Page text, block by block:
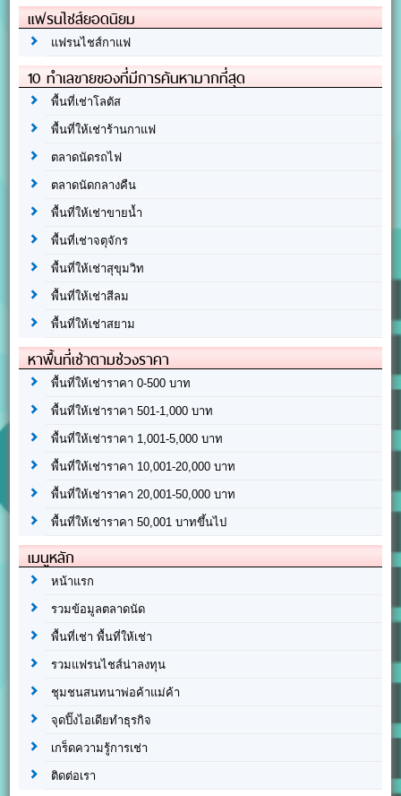
แฟรนไชส์ยอดนิยม
แฟรนไชส์กาแฟ
10 ทำเลขายของที่มีการค้นหามากที่สุด
พื้นที่เช่าโลตัส
พื้นที่ให้เช่าร้านกาแฟ
ตลาดนัดรถไฟ
ตลาดนัดกลางคืน
พื้นที่ให้เช่าขายน้ำ
พื้นที่เช่าจตุจักร
พื้นที่ให้เช่าสุขุมวิท
พื้นที่ให้เช่าสีลม
พื้นที่ให้เช่าสยาม
หาพื้นที่เช่าตามช่วงราคา
พื้นที่ให้เช่าราคา 0-500 บาท
พื้นที่ให้เช่าราคา 501-1,000 บาท
พื้นที่ให้เช่าราคา 1,001-5,000 บาท
พื้นที่ให้เช่าราคา 10,001-20,000 บาท
พื้นที่ให้เช่าราคา 20,001-50,000 บาท
พื้นที่ให้เช่าราคา 50,001 บาทขึ้นไป
เมนูหลัก
หน้าแรก
รวมข้อมูลตลาดนัด
พื้นที่เช่า พื้นที่ให้เช่า
รวมแฟรนไชส์น่าลงทุน
ชุมชนสนทนาพ่อค้าแม่ค้า
จุดปิ๊งไอเดียทำธุรกิจ
เกร็ดความรู้การเช่า
ติดต่อเรา